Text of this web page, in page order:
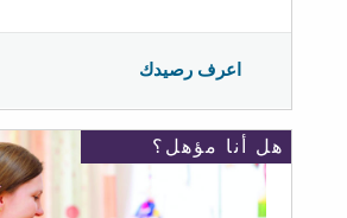
اعرف رصيدك
هل أنا مؤهل؟